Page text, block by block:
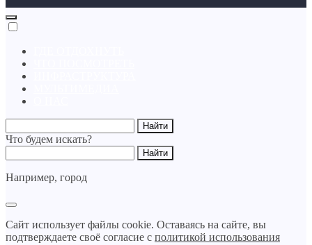
Что будем искать?
Например, город
Сайт использует файлы cookie. Оставаясь на сайте, вы
подтверждаете своё согласие с политикой использования